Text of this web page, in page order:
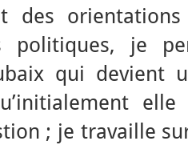
des
politiques, je
qui devient
; je travaille